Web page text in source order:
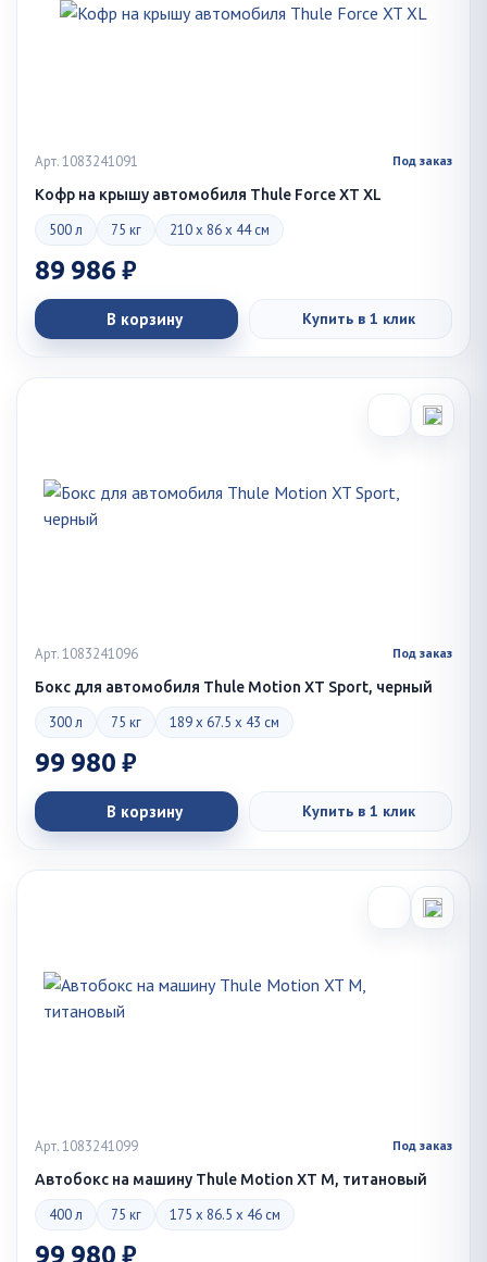
Арт. 1083241091 Под заказ
Кофр на крышу автомобиля Thule Force XT XL
500 л 75 кг 210 x 86 x 44 см
89 986 ₽
В корзину Купить в 1 клик
Арт. 1083241096 Под заказ
Бокс для автомобиля Thule Motion XT Sport, черный
300 л 75 кг 189 x 67.5 x 43 см
99 980 ₽
В корзину Купить в 1 клик
Арт. 1083241099 Под заказ
Автобокс на машину Thule Motion XT M, титановый
400 л 75 кг 175 x 86.5 x 46 см
99 980 ₽